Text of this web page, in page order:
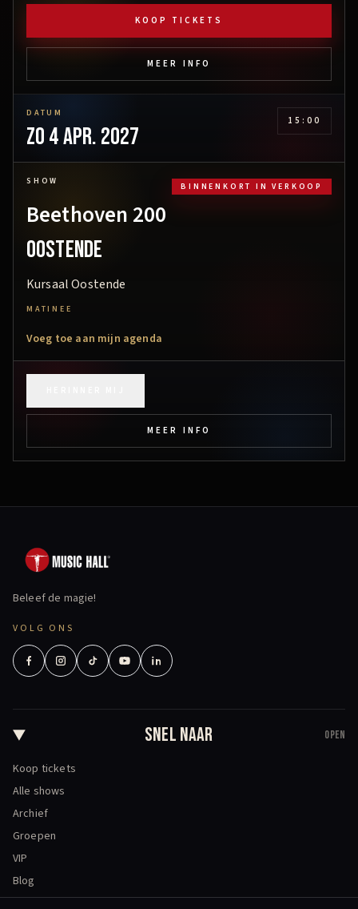
KOOP TICKETS
MEER INFO
DATUM
zo 4 apr. 2027
15:00
SHOW BINNENKORT IN VERKOOP
Beethoven 200
Oostende
Kursaal Oostende
MATINEE
Voeg toe aan mijn agenda
MEER INFO
Beleef de magie!
VOLG ONS
SNEL NAAR OPEN
Koop tickets
Alle shows
Archief
Groepen
VIP
Blog